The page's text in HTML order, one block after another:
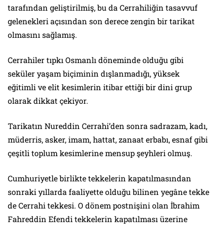
tarafından geliştirilmiş, bu da Cerrahiliğin tasavvuf
gelenekleri açısından son derece zengin bir tarikat
olmasını sağlamış.
Cerrahiler tıpkı Osmanlı döneminde olduğu gibi
seküler yaşam biçiminin dışlanmadığı, yüksek
eğitimli ve elit kesimlerin itibar ettiği bir dini grup
olarak dikkat çekiyor.
Tarikatın Nureddin Cerrahi’den sonra sadrazam, kadı,
müderris, asker, imam, hattat, zanaat erbabı, esnaf gibi
çeşitli toplum kesimlerine mensup şeyhleri olmuş.
Cumhuriyetle birlikte tekkelerin kapatılmasından
sonraki yıllarda faaliyette olduğu bilinen yegâne tekke
de Cerrahi tekkesi. O dönem postnişini olan İbrahim
Fahreddin Efendi tekkelerin kapatılması üzerine